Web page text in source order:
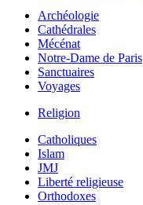
Archéologie
Cathédrales
Mécénat
Notre-Dame de Paris
Sanctuaires
Voyages
Religion
Catholiques
Islam
JMJ
Liberté religieuse
Orthodoxes